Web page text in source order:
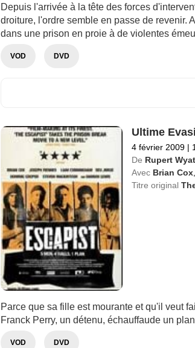
Depuis l'arrivée à la tête des forces
droiture, l'ordre semble en passe de revenir.
dans une prison en proie à de violentes
VOD DVD
Ultime
4 février 2009 |
De Rupert
Avec Brian Cox,
Titre original
Parce que sa fille est mourante et qu'il veut
Franck Perry, un détenu, échauffaude un
VOD DVD